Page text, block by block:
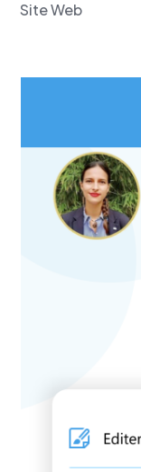
Site Web